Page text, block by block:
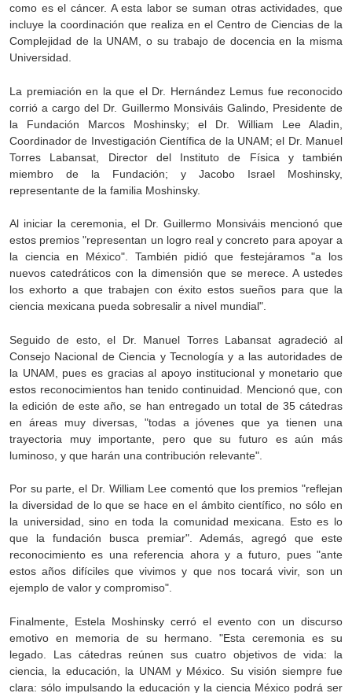
como es el cáncer. A esta labor se suman otras actividades, que
incluye la coordinación que realiza en el Centro de Ciencias de la
Complejidad de la UNAM, o su trabajo de docencia en la misma
Universidad.
La premiación en la que el Dr. Hernández Lemus fue reconocido
corrió a cargo del Dr. Guillermo Monsiváis Galindo, Presidente de
la Fundación Marcos Moshinsky; el Dr. William Lee Aladin,
Coordinador de Investigación Científica de la UNAM; el Dr. Manuel
Torres Labansat, Director del Instituto de Física y también
miembro de la Fundación; y Jacobo Israel Moshinsky,
representante de la familia Moshinsky.
Al iniciar la ceremonia, el Dr. Guillermo Monsiváis mencionó que
estos premios "representan un logro real y concreto para apoyar a
la ciencia en México". También pidió que festejáramos "a los
nuevos catedráticos con la dimensión que se merece. A ustedes
los exhorto a que trabajen con éxito estos sueños para que la
ciencia mexicana pueda sobresalir a nivel mundial".
Seguido de esto, el Dr. Manuel Torres Labansat agradeció al
Consejo Nacional de Ciencia y Tecnología y a las autoridades de
la UNAM, pues es gracias al apoyo institucional y monetario que
estos reconocimientos han tenido continuidad. Mencionó que, con
la edición de este año, se han entregado un total de 35 cátedras
en áreas muy diversas, "todas a jóvenes que ya tienen una
trayectoria muy importante, pero que su futuro es aún más
luminoso, y que harán una contribución relevante".
Por su parte, el Dr. William Lee comentó que los premios "reflejan
la diversidad de lo que se hace en el ámbito científico, no sólo en
la universidad, sino en toda la comunidad mexicana. Esto es lo
que la fundación busca premiar". Además, agregó que este
reconocimiento es una referencia ahora y a futuro, pues "ante
estos años difíciles que vivimos y que nos tocará vivir, son un
ejemplo de valor y compromiso".
Finalmente, Estela Moshinsky cerró el evento con un discurso
emotivo en memoria de su hermano. "Esta ceremonia es su
legado. Las cátedras reúnen sus cuatro objetivos de vida: la
ciencia, la educación, la UNAM y México. Su visión siempre fue
clara: sólo impulsando la educación y la ciencia México podrá ser